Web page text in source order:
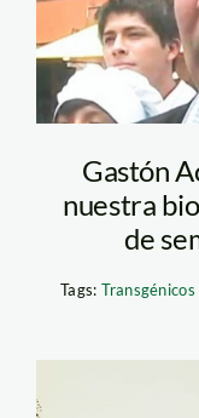
Gastón
nuestra
de
Tags: Transgénicos